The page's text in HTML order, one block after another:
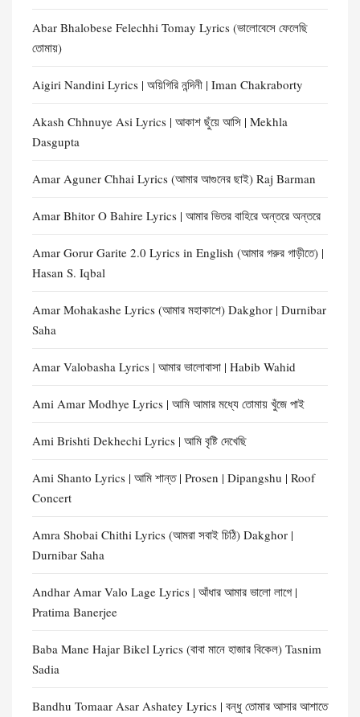
Abar Bhalobese Felechhi Tomay Lyrics (ভালোবেসে ফেলেছি
তোমায়)
Aigiri Nandini Lyrics | অয়িগিরি নন্দিনী | Iman Chakraborty
Akash Chhnuye Asi Lyrics | আকাশ ছুঁয়ে আসি | Mekhla
Dasgupta
Amar Aguner Chhai Lyrics (আমার আগুনের ছাই) Raj Barman
Amar Bhitor O Bahire Lyrics | আমার ভিতর বাহিরে অন্তরে অন্তরে
Amar Gorur Garite 2.0 Lyrics in English (আমার গরুর গাড়ীতে) |
Hasan S. Iqbal
Amar Mohakashe Lyrics (আমার মহাকাশে) Dakghor | Durnibar
Saha
Amar Valobasha Lyrics | আমার ভালোবাসা | Habib Wahid
Ami Amar Modhye Lyrics | আমি আমার মধ্যে তোমায় খুঁজে পাই
Ami Brishti Dekhechi Lyrics | আমি বৃষ্টি দেখেছি
Ami Shanto Lyrics | আমি শান্ত | Prosen | Dipangshu | Roof
Concert
Amra Shobai Chithi Lyrics (আমরা সবাই চিঠি) Dakghor |
Durnibar Saha
Andhar Amar Valo Lage Lyrics | আঁধার আমার ভালো লাগে |
Pratima Banerjee
Baba Mane Hajar Bikel Lyrics (বাবা মানে হাজার বিকেল) Tasnim
Sadia
Bandhu Tomaar Asar Ashatey Lyrics | বন্ধু তোমার আসার আশাতে